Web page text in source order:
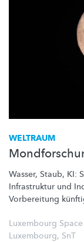
WELTRAUM
Wasser, Staub, KI:
Infrastruktur und
Vorbereitung
Luxembourg
Luxembourg, SnT